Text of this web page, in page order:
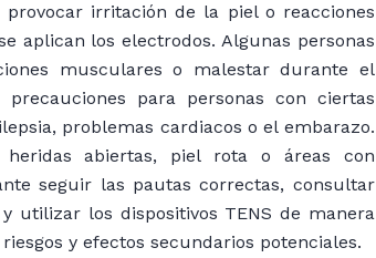
irritación de la piel o reacciones
aplican los electrodos. Algunas personas
musculares o malestar durante el
precauciones para personas con ciertas
problemas cardiacos o el embarazo.
abiertas, piel rota o áreas con
seguir las pautas correctas, consultar
utilizar los dispositivos TENS de manera
y efectos secundarios potenciales.